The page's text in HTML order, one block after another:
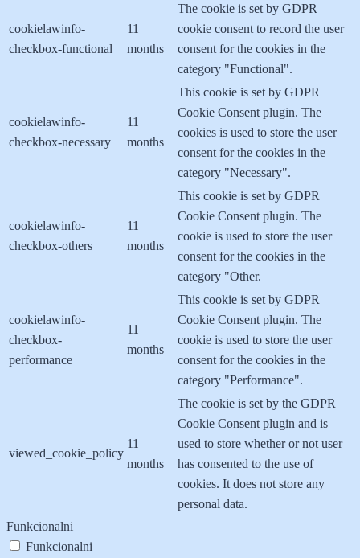
cookielawinfo-
checkbox-functional
11
months
The cookie is set by GDPR
cookie consent to record the user
consent for the cookies in the
category "Functional".
cookielawinfo-
checkbox-necessary
11
months
This cookie is set by GDPR
Cookie Consent plugin. The
cookies is used to store the user
consent for the cookies in the
category "Necessary".
cookielawinfo-
checkbox-others
11
months
This cookie is set by GDPR
Cookie Consent plugin. The
cookie is used to store the user
consent for the cookies in the
category "Other.
cookielawinfo-
checkbox-
performance
11
months
This cookie is set by GDPR
Cookie Consent plugin. The
cookie is used to store the user
consent for the cookies in the
category "Performance".
viewed_cookie_policy
11
months
The cookie is set by the GDPR
Cookie Consent plugin and is
used to store whether or not user
has consented to the use of
cookies. It does not store any
personal data.
Funkcionalni
Funkcionalni